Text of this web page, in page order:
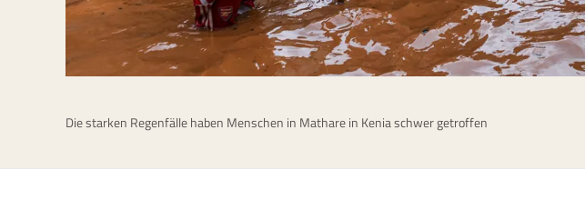
Die starken Regenfälle haben Menschen in Mathare in Kenia schwer getroffen